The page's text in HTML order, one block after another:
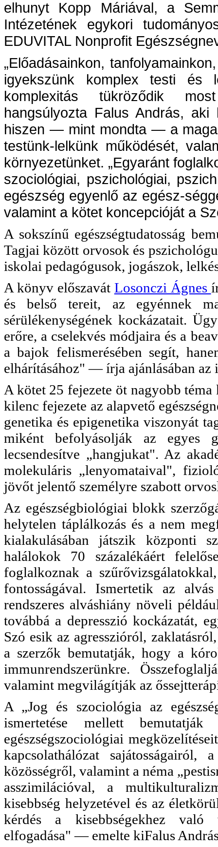
elhunyt Kopp Máriával, a
Intézetének egykori
EDUVITAL Nonprofit
„Előadásainkon,
igyekszünk komplex testi és
komplexitás tükröződik
hangsúlyozta Falus András,
hiszen — mint mondta — a
testünk-lelkünk működését,
környezetünket. „Egyaránt
szociológiai, pszichológiai,
egészség egyenlő az egész-
valamint a kötet koncepcióját a
A sokszínű egészségtudatosság
Tagjai között orvosok és
iskolai pedagógusok, jogászok,
A könyv előszavát Losonczi Ágnes
és belső tereit, az egyénnek
sérülékenységének kockázatait.
erőre, a cselekvés módjaira és a
a bajok felismerésében segít,
elhárításához" — írja ajánlásában az
A kötet 25 fejezete öt nagyobb
kilenc fejezete az alapvető
genetika és epigenetika viszonyát
miként befolyásolják az egyes
lecsendesítve „hangjukat". Az
molekuláris „lenyomataival",
jövőt jelentő személyre szabott
Az egészségbiológiai blokk
helytelen táplálkozás és a nem
kialakulásában játszik központi
halálokok 70 százalékáért
foglalkoznak a
fontosságával. Ismertetik az
rendszeres alváshiány növeli
továbbá a depresszió kockázatát,
Szó esik az agresszióról,
a szerzők bemutatják, hogy a
immunrendszerünkre.
valamint megvilágítják az
A „Jog és szociológia az
ismertetése mellett
egészségszociológiai
kapcsolathálózat sajátosságairól,
közösségről, valamint a néma
asszimilációval, a
kisebbség helyzetével és az
kérdés a kisebbségekhez való
elfogadása" — emelte kiFalus